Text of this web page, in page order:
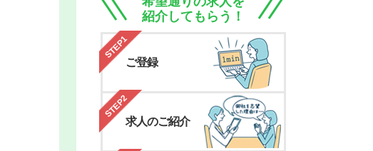
紹介してもらう！
STEP1
ご登録
STEP2
求人のご紹介